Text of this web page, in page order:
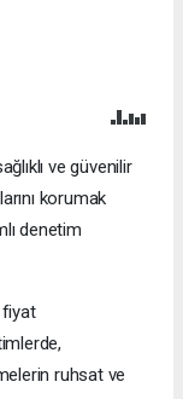
ve güvenilir
korumak
denetim
fiyat
ruhsat ve